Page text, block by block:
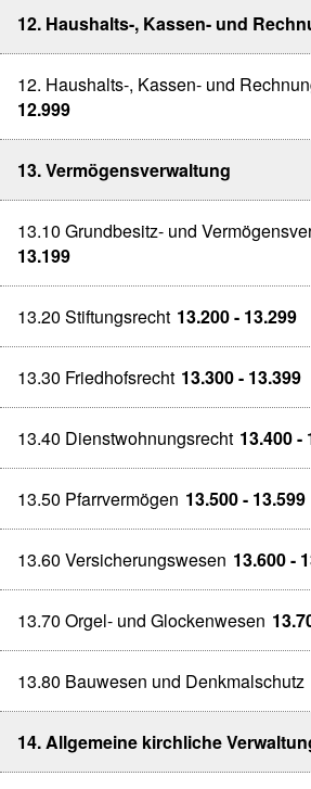
12. Haushalts-, Kassen- und
12. Haushalts-, Kassen- und
12.999
13. Vermögensverwaltung
13.10 Grundbesitz- und
13.199
13.20 Stiftungsrecht 13.200 - 13.299
13.30 Friedhofsrecht 13.300 - 13.399
13.40 Dienstwohnungsrecht 13.400 -
13.50 Pfarrvermögen 13.500 - 13.599
13.60 Versicherungswesen 13.600 -
13.70 Orgel- und Glockenwesen
13.80 Bauwesen und Denkmalschutz
14. Allgemeine kirchliche